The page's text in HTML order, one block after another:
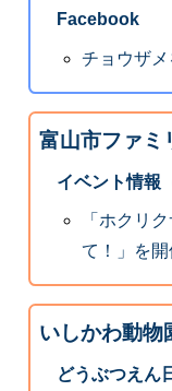
Facebook
チョウザメ
富山市ファミ
イベント情報
「ホクリ
て！」を
いしかわ動物
どうぶつえん